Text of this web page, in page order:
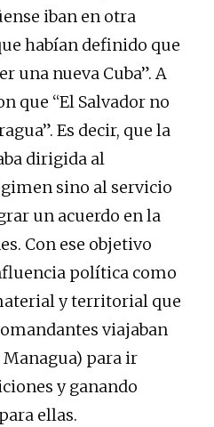
iban en otra
habían definido que
una nueva Cuba”. A
que “El Salvador no
Es decir, que la
dirigida al
sino al servicio
un acuerdo en la
Con ese objetivo
política como
y territorial que
viajaban
para ir
y ganando
ellas.